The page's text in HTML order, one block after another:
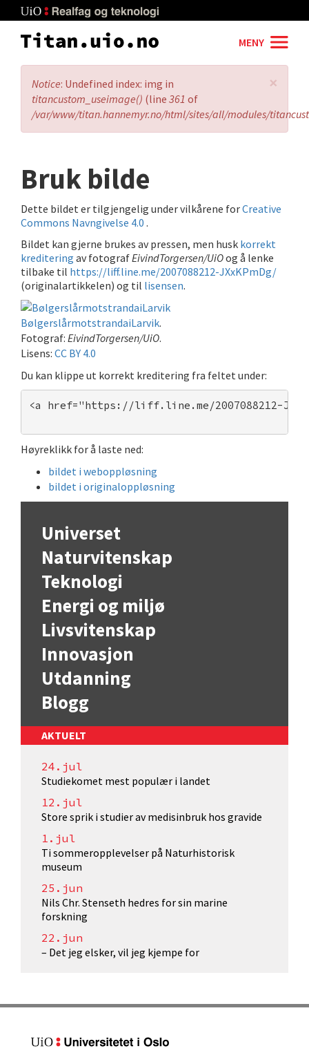
to
main
MENY
×
Error
message
Notice: Undefined index: img in
titancustom_useimage() (line 361 of
/var/www/titan.hannemyr.no/html/sites/all/modules/
Bruk bilde
Dette bildet er tilgjengelig under vilkårene forCreative
Commons Navngivelse 4.0 .
Bildet kan gjerne brukes av pressen, men husk korrekt
kreditering av fotografEivindTorgersen/UiOog å lenke
tilbake til https://liff.line.me/2007088212-JXxKPmDg/
(originalartikkelen) og til lisensen.
BølgerslårmotstrandaiLarvik.
Fotograf: EivindTorgersen/UiO.
Lisens: CC BY 4.0
Du kan klippe ut korrekt kreditering fra feltet under:
<a href="https://liff.line.me/2007088212-
Høyreklikk for å laste ned:
bildet i weboppløsning
bildet i originaloppløsning
Universet
Naturvitenskap
Teknologi
Energi og miljø
Livsvitenskap
Innovasjon
Utdanning
Blogg
AKTUELT
24.jul
Studiekomet mest populær i landet
12.jul
Store sprik i studier av medisinbruk hos gravide
1.jul
Ti sommeropplevelser på Naturhistorisk
museum
25.jun
Nils Chr. Stenseth hedres for sin marine
forskning
22.jun
– Det jeg elsker, vil jeg kjempe for